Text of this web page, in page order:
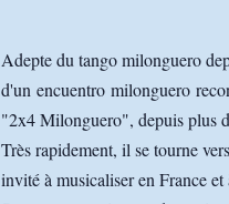
Adepte du tango milonguero
d'un encuentro milonguero
"2x4 Milonguero", depuis plus
Très rapidement, il se tourne
invité à musicaliser en France